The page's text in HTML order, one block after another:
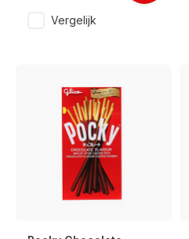
Vergelijk